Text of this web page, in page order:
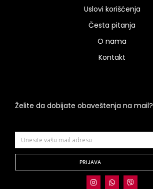
Uslovi korišćenja
Česta pitanja
O nama
Kontakt
Želite da dobijate obaveštenja na mail?
PRIJAVA